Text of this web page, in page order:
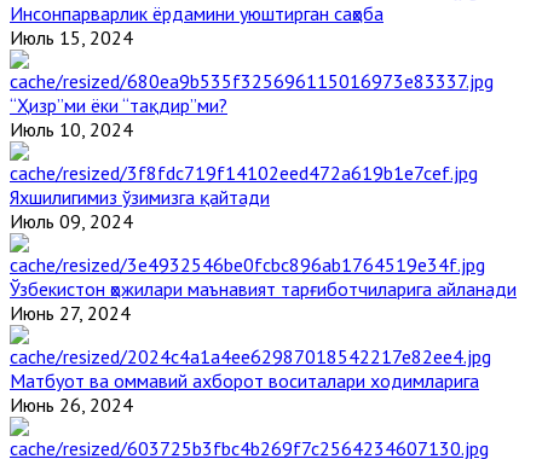
Инсонпарварлик ёрдамини уюштирган саҳоба
Июль 15, 2024
“Ҳизр”ми ёки “тақдир”ми?
Июль 10, 2024
Яхшилигимиз ўзимизга қайтади
Июль 09, 2024
Ўзбекистон ҳожилари маънавият тарғиботчиларига айланади
Июнь 27, 2024
Матбуот ва оммавий ахборот воситалари ходимларига
Июнь 26, 2024